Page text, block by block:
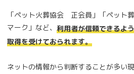
「ペット火葬協会 正会員」「ペット
マーク」など、 利用者が信頼できるよ
取得を受けておられます。
ネットの情報から判断することが多い